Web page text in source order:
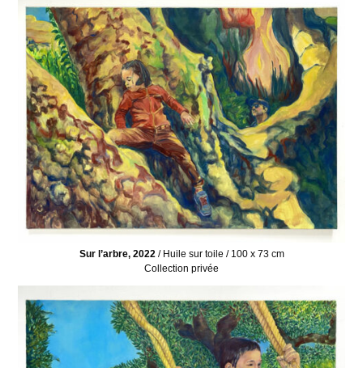
Sur l’arbre, 2022 / Huile sur toile / 100 x 73 cm
Collection privée